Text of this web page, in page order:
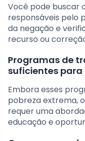
Você pode buscar
responsáveis pelo
da negação e
recurso ou
Programas de
suficientes
Embora esses
pobreza extrema,
requer uma
educação e